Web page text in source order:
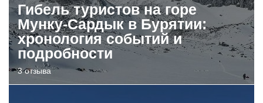
Гибель туристов на горе
Мунку-Сардык в Бурятии:
хронология событий и
подробности
3 отзыва